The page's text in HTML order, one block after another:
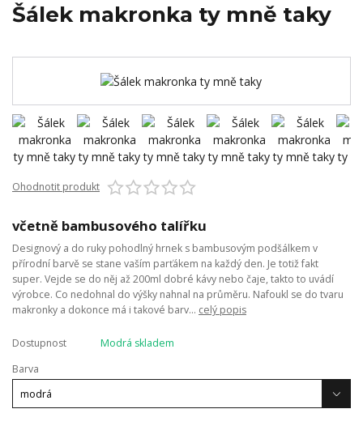
Šálek makronka ty mně taky
Ohodnotit produkt
včetně bambusového talířku
Designový a do ruky pohodlný hrnek s bambusovým podšálkem v
přírodní barvě se stane vaším parťákem na každý den. Je totiž fakt
super. Vejde se do něj až 200ml dobré kávy nebo čaje, takto to uvádí
výrobce. Co nedohnal do výšky nahnal na průměru. Nafoukl se do tvaru
makronky a dokonce má i takové barv... celý popis
Dostupnost
Modrá skladem
Barva